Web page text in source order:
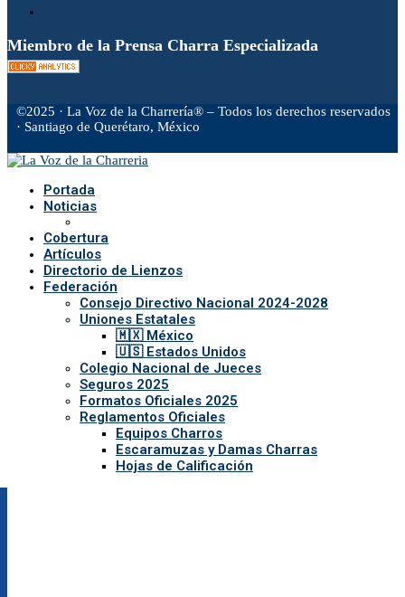
Miembro de la Prensa Charra Especializada
©2025 · La Voz de la Charrería® – Todos los derechos reservados
· Santiago de Querétaro, México
Portada
Noticias
Cobertura
Artículos
Directorio de Lienzos
Federación
Consejo Directivo Nacional 2024-2028
Uniones Estatales
🇲🇽 México
🇺🇸 Estados Unidos
Colegio Nacional de Jueces
Seguros 2025
Formatos Oficiales 2025
Reglamentos Oficiales
Equipos Charros
Escaramuzas y Damas Charras
Hojas de Calificación